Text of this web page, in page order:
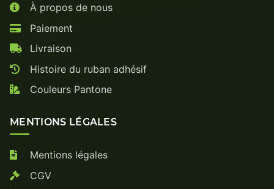
À propos de nous
Paiement
Livraison
Histoire du ruban adhésif
Couleurs Pantone
MENTIONS LÉGALES
Mentions légales
CGV